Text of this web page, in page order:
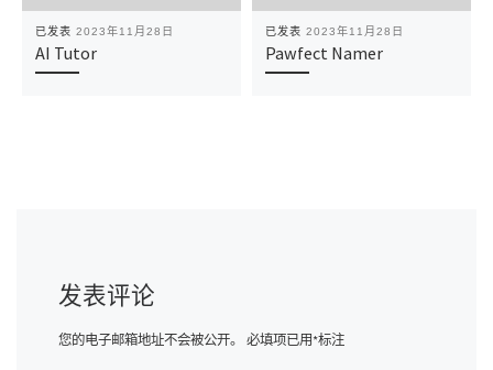
已发表 2023年11月28日
AI Tutor
已发表 2023年11月28日
Pawfect Namer
发表评论
您的电子邮箱地址不会被公开。 必填项已用*标注